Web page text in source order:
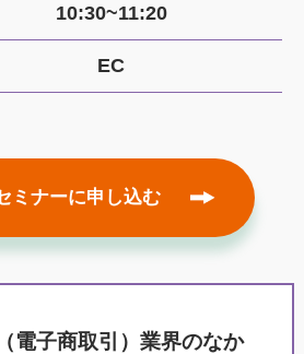
10:30~11:20
EC
ミナーに申し込む
電子商取引）業界のなか